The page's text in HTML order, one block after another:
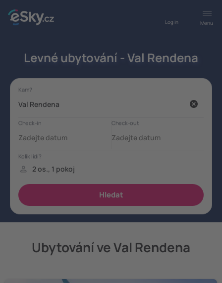
Menu
Log in
Levné ubytování - Val Rendena
Ubytování ve Val Rendena